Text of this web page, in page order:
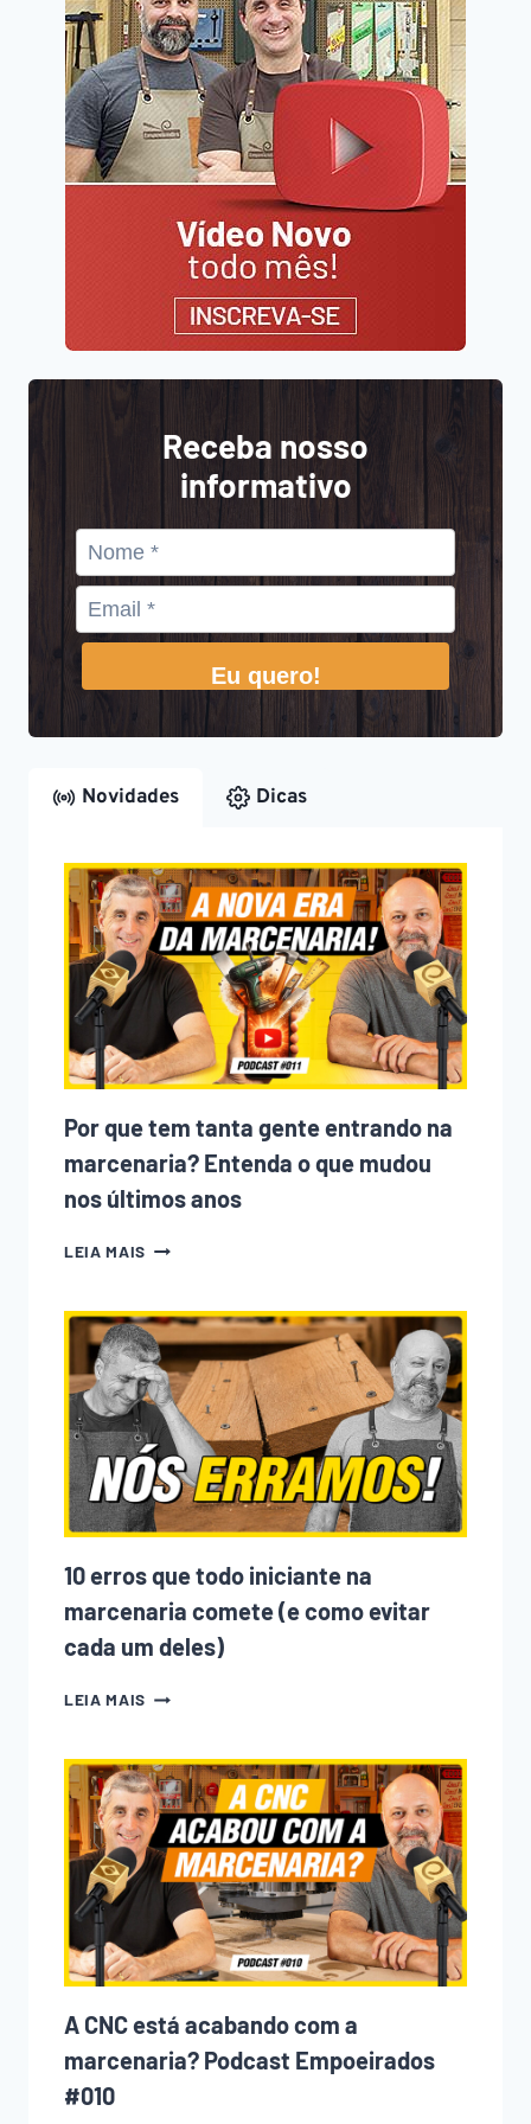
Receba nosso
informativo
Eu quero!
Novidades Dicas
Por que tem tanta gente entrando na
marcenaria? Entenda o que mudou
nos últimos anos
LEIA MAIS POR
TANTA
GENTE
ENTRANDO
NA
MARCENARIA?
ENTENDA
O
QUE
MUDOU
NOS
ÚLTIMOS
10 erros que todo iniciante na
marcenaria comete (e como evitar
cada um deles)
LEIA MAIS 10
TODO
INICIANTE
NA
MARCENARIA
COMETE
(E
COMO
EVITAR
CADA
UM
DELES)
A CNC está acabando com a
marcenaria? Podcast Empoeirados
#010